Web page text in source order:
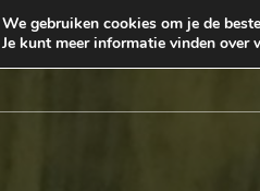
START ALLES OVER HET
We gebruiken cookies om je de
Je kunt meer informatie vinden